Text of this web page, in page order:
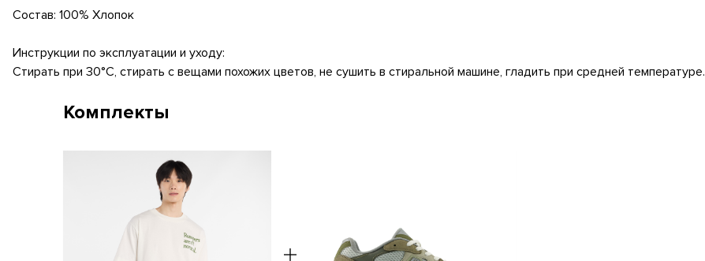
Состав: 100% Хлопок
Инструкции по эксплуатации и уходу:
Стирать при 30°C, стирать с вещами похожих цветов, не сушить в стиральной машине, гладить при средней температуре.
Комплекты